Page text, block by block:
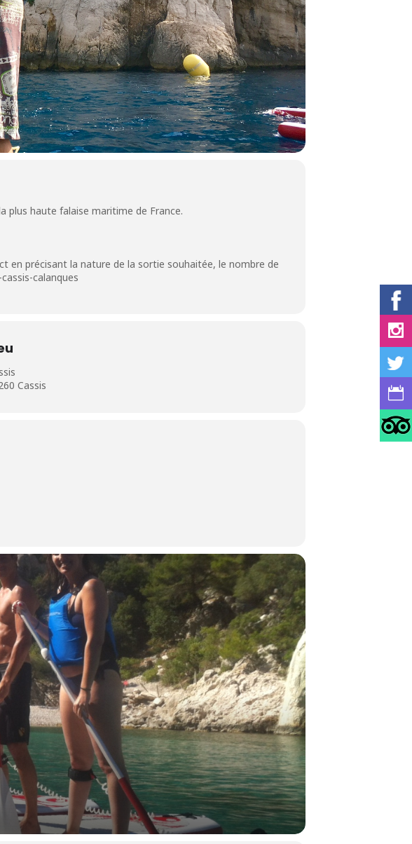
plus haute falaise maritime de France.
en précisant la nature de la sortie souhaitée, le nombre de
calanques
Cassis